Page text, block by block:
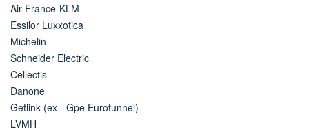
ÉLIGIBILITÉ
Non éligible
Boursobank
Air France-KLM
Essilor Luxxotica
Michelin
Schneider Electric
Cellectis
Danone
Getlink (ex - Gpe Eurotunnel)
LVMH